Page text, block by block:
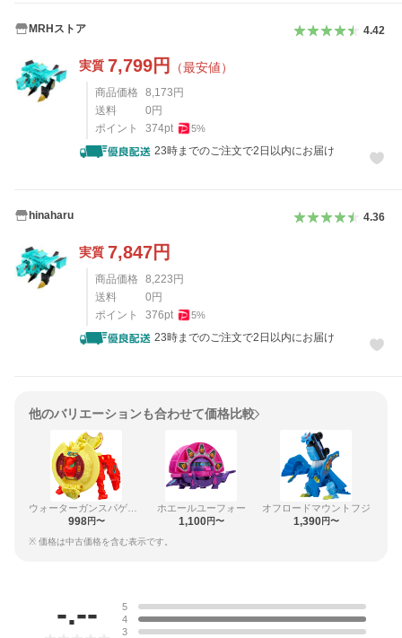
MRHストア 4.42
実質 7,799円 （最安値）
商品価格 8,173 円
送料
0 円
ポイント
374pt 5%
23時までのご注文で2日以内にお届け
hinaharu 4.36
実質 7,847円
商品価格 8,223 円
送料
0 円
ポイント
376pt 5%
23時までのご注文で2日以内にお届け
他のバリエーションも合わせて価格比較
998円〜
ホエールユーフォー
1,100円〜
オフロードマウントフジ
1,390円〜
※ 価格は中古価格を含む表示です。
-.--
5
4
3